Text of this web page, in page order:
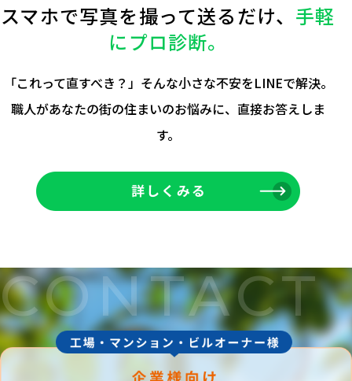
スマホで写真を撮って送るだけ、 手軽
にプロ診断。
「これって直すべき？」そんな小さな不安をLINEで解決。
職人があなたの街の住まいのお悩みに、直接お答えしま
す。
CONTACT